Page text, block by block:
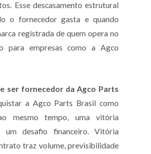
Esse descasamento estrutural
o fornecedor gasta e quando
registrada de quem opera no
para empresas como a Agco
ser fornecedor da Agco Parts
a Agco Parts Brasil como
mesmo tempo, uma vitória
um desafio financeiro. Vitória
traz volume, previsibilidade